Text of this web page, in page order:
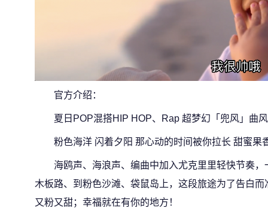
官方介绍：
夏日POP混搭HIP HOP、Rap 超梦幻「兜风」曲风
粉色海洋 闪着夕阳 那心动的时间被你拉长 甜蜜果
海鸥声、海浪声、编曲中加入尤克里里轻快节奏
木板路、到粉色沙滩、袋鼠岛上，这段旅途为了告白
又粉又甜；幸福就在有你的地方！